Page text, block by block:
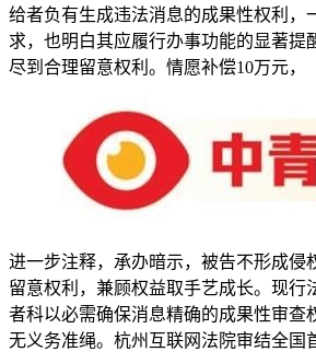
给者负有生成违法消息的成果性权利，
求，也明白其应履行办事功能的显著提
尽到合理留意权利。情愿补偿10万元，
进一步注释，承办暗示，被告不形成侵
留意权利，兼顾权益取手艺成长。现行
者科以必需确保消息精确的成果性审查
无义务准绳。杭州互联网法院审结全国